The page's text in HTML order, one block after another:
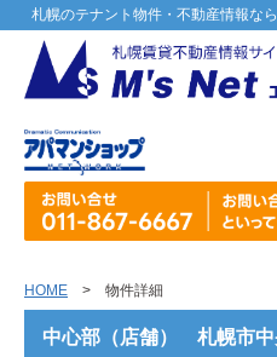
札幌のテナント物件・不動産情報な
HOME > 物件詳細
中心部（店舗） 札幌市中